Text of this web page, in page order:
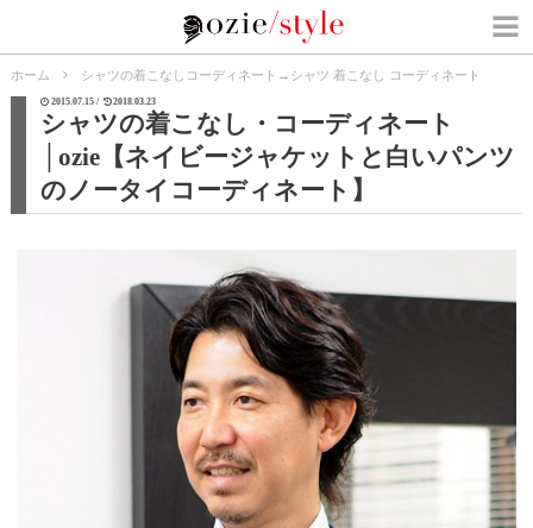
ホーム シャツの着こなしコーディネート → シャツ 着こなし コーディネート
2015.07.15 / 2018.03.23
シャツの着こなし・コーディネート
│ozie【ネイビージャケットと白いパンツ
のノータイコーディネート】